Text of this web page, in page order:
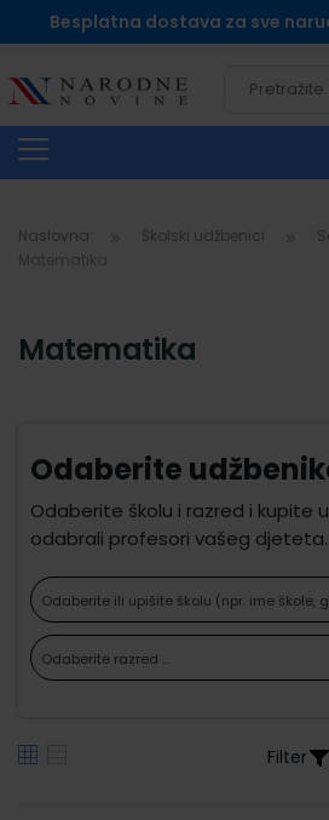
Besplatna dostava za sve
Naslovna Školski udžbenici
Matematika
Odaberite
Odaberite školu i razred i kupite
odabrali profesori vašeg djeteta.
Odaberite ili upišite školu (npr. ime škole,
Odaberite razred ...
Filter